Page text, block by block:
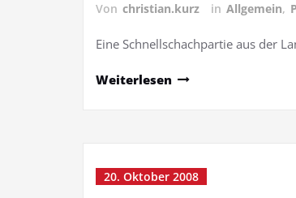
Von christian.kurz in Allgemein,
Eine Schnellschachpartie aus der
Weiterlesen
20. Oktober 2008